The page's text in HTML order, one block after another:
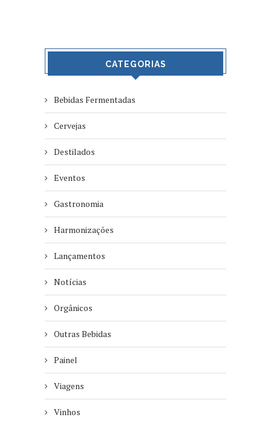
CATEGORIAS
Bebidas Fermentadas
Cervejas
Destilados
Eventos
Gastronomia
Harmonizações
Lançamentos
Notícias
Orgânicos
Outras Bebidas
Painel
Viagens
Vinhos